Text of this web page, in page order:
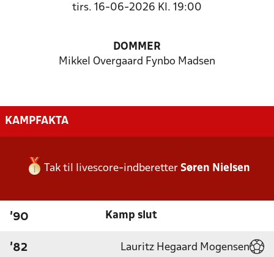
tirs. 16-06-2026 Kl. 19:00
DOMMER
Mikkel Overgaard Fynbo Madsen
KAMPFAKTA
Tak til livescore-indberetter Søren Nielsen
'90 Kamp slut
'82 Lauritz Hegaard Mogensen